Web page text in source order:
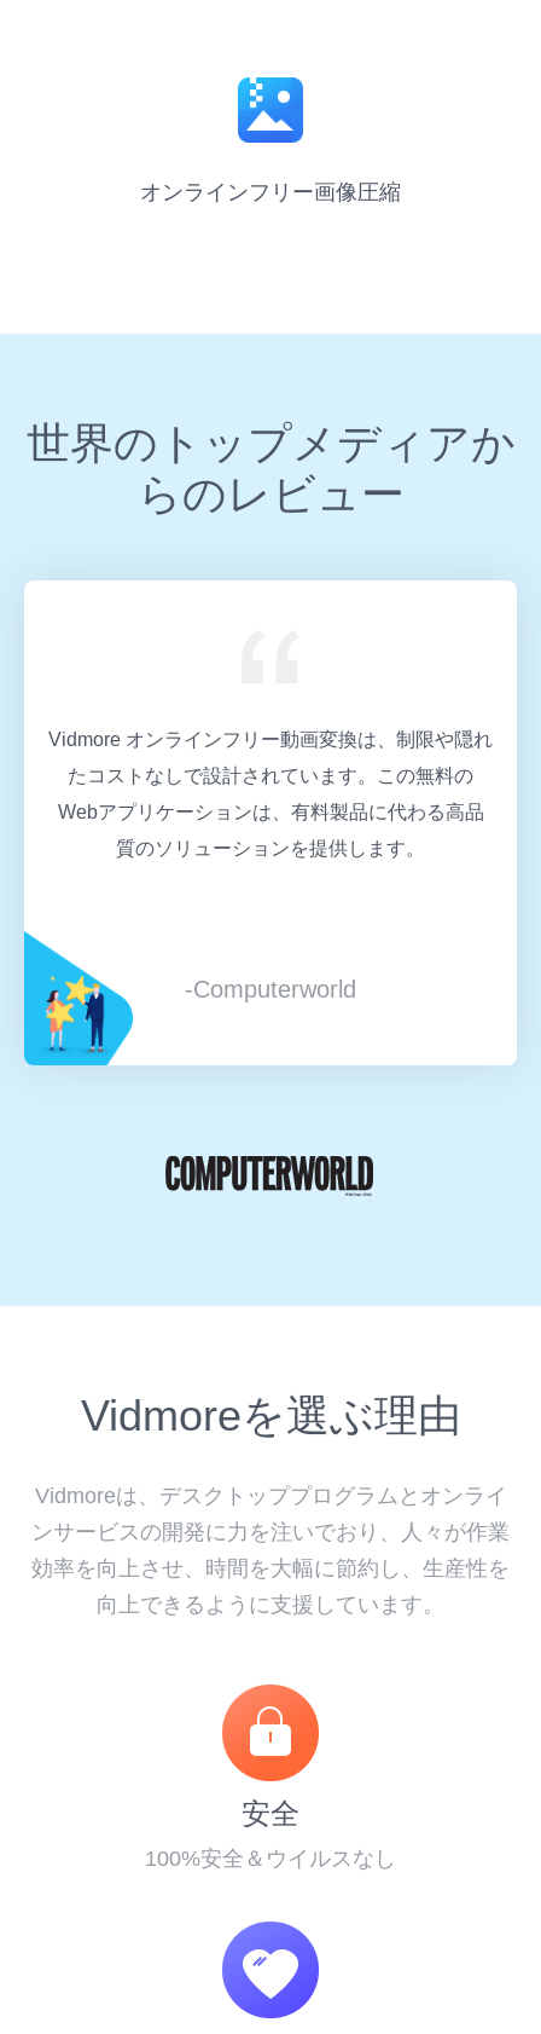
オンラインフリー画像圧縮
世界のトップメディアか
らのレビュー
Vidmore オンラインフリー動画変換は、シンプル且
つフレンドリーなインターフェースで全ての汎用的
な形式への変換を処理できるので、素晴らしいツー
ルです。
-iDownloadBlog
Vidmoreを選ぶ理由
Vidmoreは、デスクトッププログラムとオンライ
ンサービスの開発に力を注いでおり、人々が作業
効率を向上させ、時間を大幅に節約し、生産性を
向上できるように支援しています。
安全
100%安全＆ウイルスなし